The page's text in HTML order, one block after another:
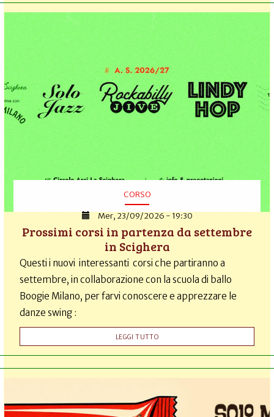
CORSO
Mer, 23/09/2026 - 19:30
Prossimi corsi in partenza da settembre
in Scighera
Questi i nuovi interessanti corsi che partiranno a
settembre, in collaborazione con la scuola di ballo
Boogie Milano, per farvi conoscere e apprezzare le
danze swing :
LEGGI TUTTO